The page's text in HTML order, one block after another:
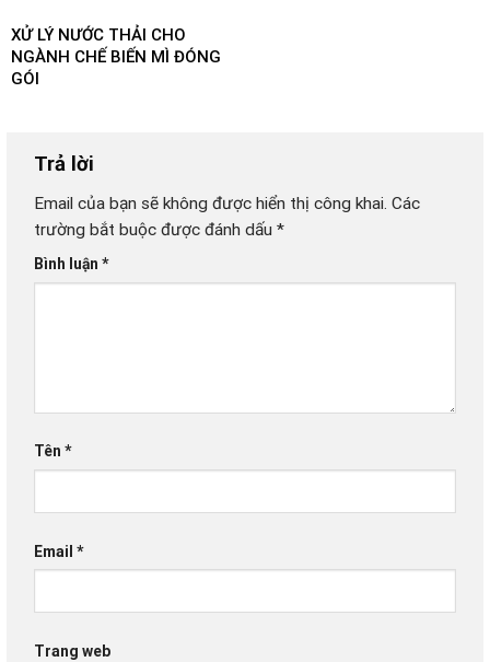
XỬ LÝ NƯỚC THẢI CHO
NGÀNH CHẾ BIẾN MÌ ĐÓNG
GÓI
Trả lời
Email của bạn sẽ không được hiển thị công khai. Các
trường bắt buộc được đánh dấu *
Bình luận *
Tên *
Email *
Trang web